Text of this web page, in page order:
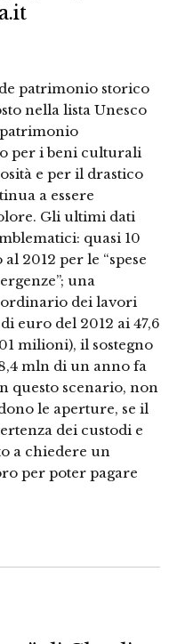
patrimonio storico
nella lista Unesco
per i beni culturali
e per il drastico
a essere
Gli ultimi dati
quasi 10
2012 per le “spese
una
dei lavori
euro del 2012 ai 47,6
milioni), il sostegno
mln di un anno fa
questo scenario, non
le aperture, se il
dei custodi e
a chiedere un
per poter pagare